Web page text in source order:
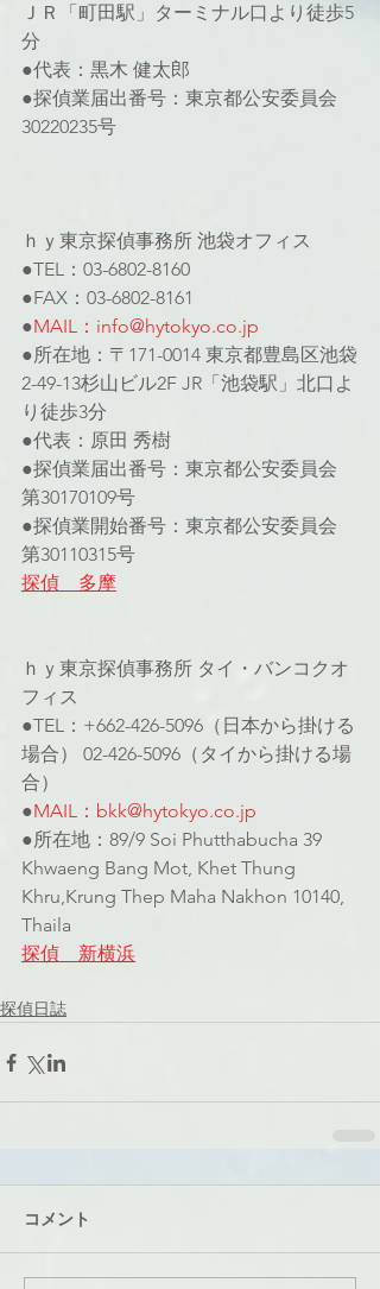
ＪＲ「町田駅」ターミナル口より徒歩5
分
●代表：黒木 健太郎
●探偵業届出番号：東京都公安委員会
30220235号
ｈｙ東京探偵事務所 池袋オフィス
●TEL：03-6802-8160
●FAX：03-6802-8161
●MAIL：info@hytokyo.co.jp
●所在地：〒171-0014 東京都豊島区池袋
2-49-13杉山ビル2F JR「池袋駅」北口よ
り徒歩3分
●代表：原田 秀樹
●探偵業届出番号：東京都公安委員会
第30170109号
●探偵業開始番号：東京都公安委員会
第30110315号
探偵　多摩
ｈｙ東京探偵事務所 タイ・バンコクオ
フィス
●TEL：+662-426-5096（日本から掛ける
場合） 02-426-5096（タイから掛ける場
合）
●MAIL：bkk@hytokyo.co.jp
●所在地：89/9 Soi Phutthabucha 39
Khwaeng Bang Mot, Khet Thung
Khru,Krung Thep Maha Nakhon 10140,
Thaila
探偵　新横浜
探偵日誌
コメント